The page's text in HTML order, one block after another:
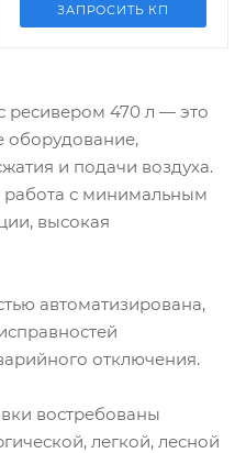
ЗАПРОСИТЬ КП
ресивером 470 л — это
оборудование,
и подачи воздуха.
с минимальным
высокая
автоматизирована,
отключения.
востребованы
легкой, лесной